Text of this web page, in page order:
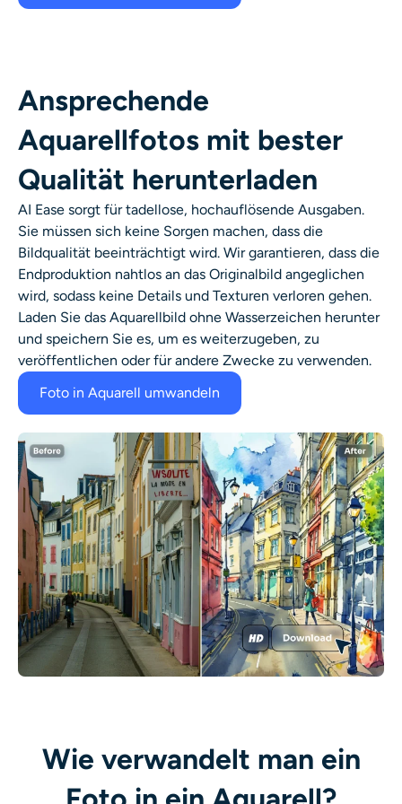
Ansprechende
Aquarellfotos mit bester
Qualität herunterladen
AI Ease sorgt für tadellose, hochauflösende Ausgaben.
Sie müssen sich keine Sorgen machen, dass die
Bildqualität beeinträchtigt wird. Wir garantieren, dass die
Endproduktion nahtlos an das Originalbild angeglichen
wird, sodass keine Details und Texturen verloren gehen.
Laden Sie das Aquarellbild ohne Wasserzeichen herunter
und speichern Sie es, um es weiterzugeben, zu
veröffentlichen oder für andere Zwecke zu verwenden.
Foto in Aquarell umwandeln
Wie verwandelt man ein